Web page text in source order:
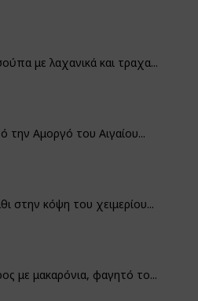
με λαχανικά και τραχα...
την Αμοργό του Αιγαίου...
στην κόψη του χειμερίου...
με μακαρόνια, φαγητό το...